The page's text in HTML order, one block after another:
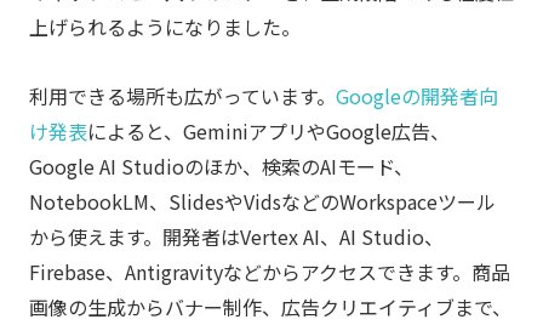
上げられるようになりました。
利用できる場所も広がっています。 Googleの開発者向
け発表によると、GeminiアプリやGoogle広告、
Google AI Studioのほか、検索のAIモード、
NotebookLM、SlidesやVidsなどのWorkspaceツール
から使えます。開発者はVertex AI、AI Studio、
Firebase、Antigravityなどからアクセスできます。商品
画像の生成からバナー制作、広告クリエイティブまで、